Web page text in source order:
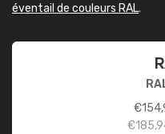
éventail de couleurs RAL.
€
€